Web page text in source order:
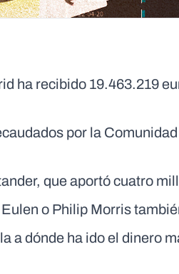
ha recibido 19.463.219
por la
que aportó cuatro
o Philip Morris
a dónde ha ido el dinero